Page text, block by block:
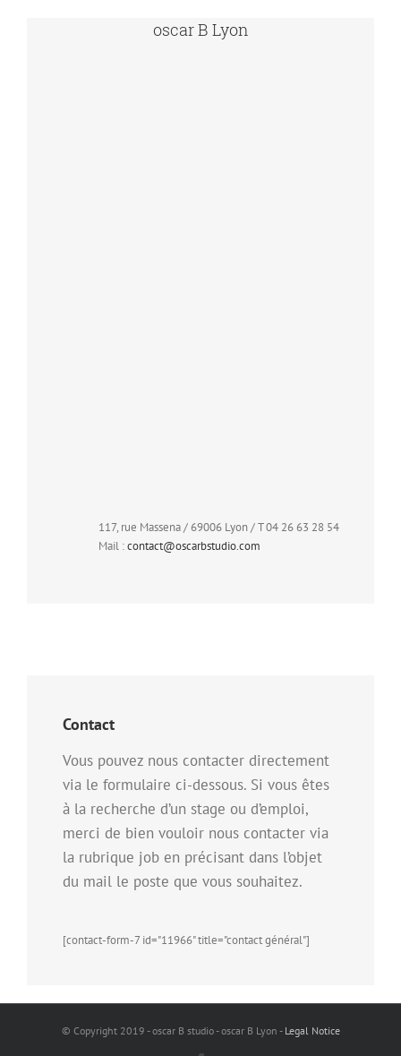
oscar B Lyon
117, rue Massena / 69006 Lyon / T 04 26 63 28 54
Mail :contact@oscarbstudio.com
Contact
Vous pouvez nous contacter directement
via le formulaire ci-dessous. Si vous êtes
à la recherche d’un stage ou d’emploi,
merci de bien vouloir nous contacter via
la rubrique job en précisant dans l’objet
du mail le poste que vous souhaitez.
[contact-form-7 id="11966" title="contact général"]
© Copyright 2019 - oscar B studio - oscar B Lyon - Legal Notice